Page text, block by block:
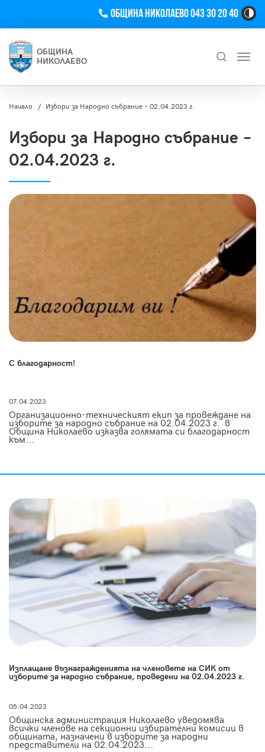
Телефон
Община Николаево 043 30 20 40
ОБЩИНА
НИКОЛАЕВО
Начало Избори за Народно събрание – 02.04.2023 г.
Избори за Народно събрание –
02.04.2023 г.
С благодарност!
07.04.2023
Организационно-техническият екип за провеждане на
изборите за народно събрание на 02.04.2023 г. в
Община Николаево изказва голямата си благодарност
към...
Изплащане възнагражденията на членовете на СИК от
изборите за народно събрание, проведени на 02.04.2023 г.
05.04.2023
Общинска администрация Николаево уведомява
всички членове на секционни избирателни комисии в
общината, назначени в изборите за народни
представители на 02.04.2023...